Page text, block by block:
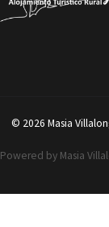
© 2026 Masia
Powered by Masia